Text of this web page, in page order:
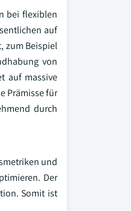
bei flexiblen
auf
zum Beispiel
von
auf massive
Prämisse für
durch
und
Der
Somit ist